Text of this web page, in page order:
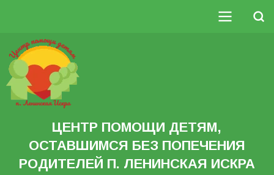
основному
содержанию
Search
Основная
навигация
ЦЕНТР ПОМОЩИ ДЕТЯМ,
ОСТАВШИМСЯ БЕЗ ПОПЕЧЕНИЯ
РОДИТЕЛЕЙ П. ЛЕНИНСКАЯ ИСКРА